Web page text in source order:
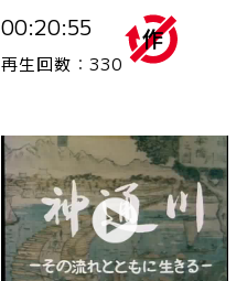
00:20:55
再生回数：330